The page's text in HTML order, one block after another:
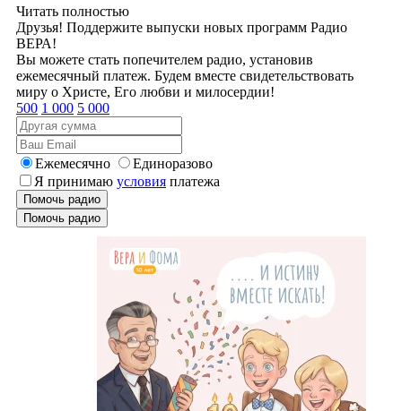
Читать полностью
Друзья! Поддержите выпуски новых программ Радио
ВЕРА!
Вы можете стать попечителем радио, установив
ежемесячный платеж. Будем вместе свидетельствовать
миру о Христе, Его любви и милосердии!
500 1 000 5 000
Ежемесячно
Единоразово
Я принимаю условия платежа
Помочь радио
Помочь радио